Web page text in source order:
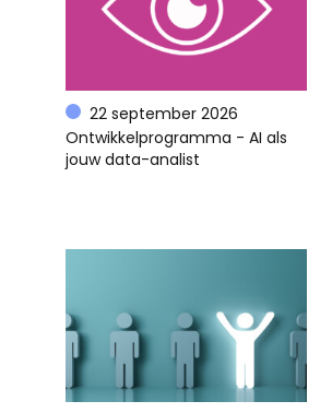
22 september 2026
Ontwikkelprogramma - AI als
jouw data-analist